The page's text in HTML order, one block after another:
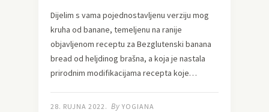
Dijelim s vama pojednostavljenu verziju mog
kruha od banane, temeljenu na ranije
objavljenom receptu za Bezglutenski banana
bread od heljdinog brašna, a koja je nastala
prirodnim modifikacijama recepta koje…
28. RUJNA 2022. By YOGIANA